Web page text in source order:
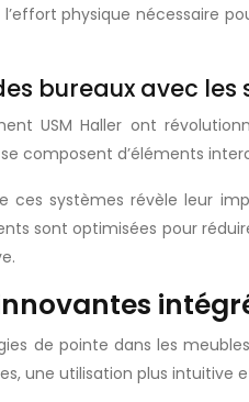
physique nécessaire
bureaux avec
USM Haller ont
composent d’éléments
ces systèmes révèle leur
sont optimisées pour
de pointe dans les
une utilisation plus intuitive